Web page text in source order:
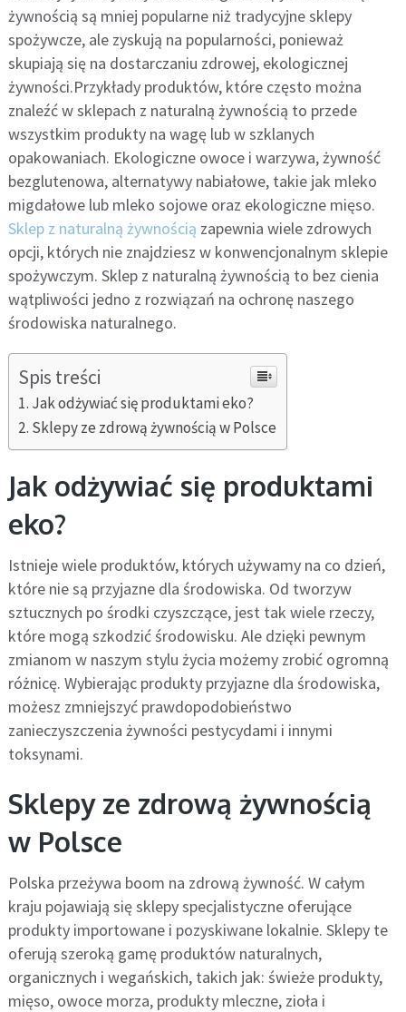
żywnością są mniej popularne niż tradycyjne sklepy
spożywcze, ale zyskują na popularności, ponieważ
skupiają się na dostarczaniu zdrowej, ekologicznej
żywności.Przykłady produktów, które często można
znaleźć w sklepach z naturalną żywnością to przede
wszystkim produkty na wagę lub w szklanych
opakowaniach. Ekologiczne owoce i warzywa, żywność
bezglutenowa, alternatywy nabiałowe, takie jak mleko
migdałowe lub mleko sojowe oraz ekologiczne mięso.
Sklep z naturalną żywnością zapewnia wiele zdrowych
opcji, których nie znajdziesz w konwencjonalnym sklepie
spożywczym. Sklep z naturalną żywnością to bez cienia
wątpliwości jedno z rozwiązań na ochronę naszego
środowiska naturalnego.
Spis treści
Jak odżywiać się produktami eko?
Sklepy ze zdrową żywnością w Polsce
Jak odżywiać się produktami
eko?
Istnieje wiele produktów, których używamy na co dzień,
które nie są przyjazne dla środowiska. Od tworzyw
sztucznych po środki czyszczące, jest tak wiele rzeczy,
które mogą szkodzić środowisku. Ale dzięki pewnym
zmianom w naszym stylu życia możemy zrobić ogromną
różnicę. Wybierając produkty przyjazne dla środowiska,
możesz zmniejszyć prawdopodobieństwo
zanieczyszczenia żywności pestycydami i innymi
toksynami.
Sklepy ze zdrową żywnością
w Polsce
Polska przeżywa boom na zdrową żywność. W całym
kraju pojawiają się sklepy specjalistyczne oferujące
produkty importowane i pozyskiwane lokalnie. Sklepy te
oferują szeroką gamę produktów naturalnych,
organicznych i wegańskich, takich jak: świeże produkty,
mięso, owoce morza, produkty mleczne, zioła i